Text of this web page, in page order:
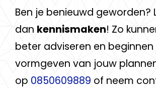
Ben je benieuwd geworden?
dan kennismaken! Zo
beter adviseren en
vormgeven van jouw
op 0850609889 of neem